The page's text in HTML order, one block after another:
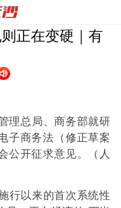
正在变硬｜有
理总局、商务部就研
子商务法（修正草案
公开征求意见。（人
行以来的首次系统性